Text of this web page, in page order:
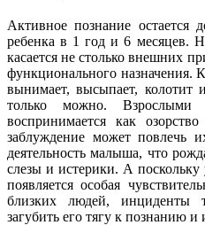
Активное познание остается
ребенка в 1 год и 6 месяцев.
касается не столько внешних
функционального назначения.
вынимает, высыпает, колотит
только можно. Взрослыми
воспринимается как
заблуждение может повлечь
деятельность малыша, что
слезы и истерики. А
появляется особая
близких людей, инциденты
загубить его тягу к познанию и